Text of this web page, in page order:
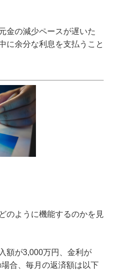
金の減少ペースが遅いた
に余分な利息を支払うこと
のように機能するのかを見
額が3,000万円、金利が
合、毎月の返済額は以下